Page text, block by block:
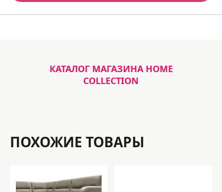
КАТАЛОГ МАГАЗИНА HOME
COLLECTION
ПОХОЖИЕ ТОВАРЫ